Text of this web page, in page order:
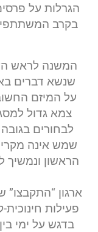
הגרלות על
בקרב
המשנה לראש
שנשא דברים
על המיזם
צמא גדול
לבחורים
שמש אינה
הראשון ונמשיך
ארגון “התקבצו”
פעילות
בדגש על ימי